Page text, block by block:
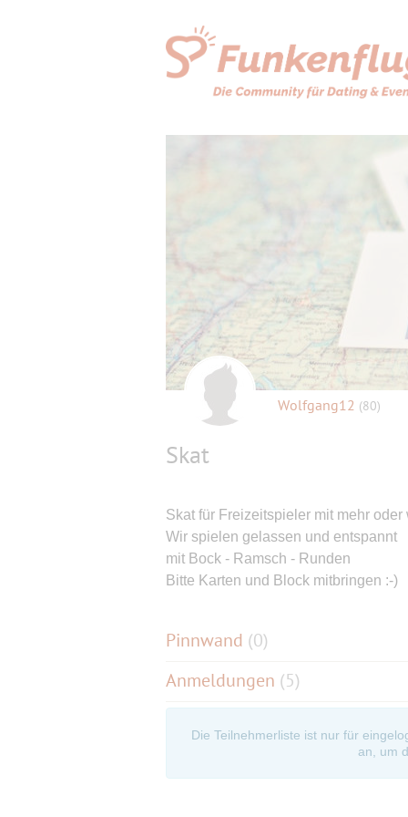
Wolfgang12 (80)
Skat
Skat für Freizeitspieler mit mehr
Wir spielen gelassen und entspannt
mit Bock - Ramsch - Runden
Bitte Karten und Block mitbringen :-)
Pinnwand (0)
Anmeldungen (5)
Die Teilnehmerliste ist nur für
an, um